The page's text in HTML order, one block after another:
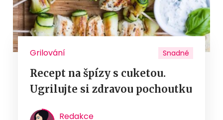
Grilování Snadné
Recept na špízy s cuketou.
Ugrilujte si zdravou pochoutku
Redakce